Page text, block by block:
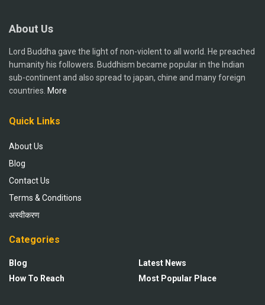
About Us
Lord Buddha gave the light of non-violent to all world. He preached
humanity his followers. Buddhism became popular in the Indian
sub-continent and also spread to japan, chine and many foreign
countries. More
Quick Links
About Us
Blog
Contact Us
Terms & Conditions
अस्वीकरण
Categories
Blog
How To Reach
Latest News
Most Popular Place